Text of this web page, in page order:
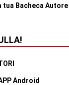
tua Bacheca Autore
Android